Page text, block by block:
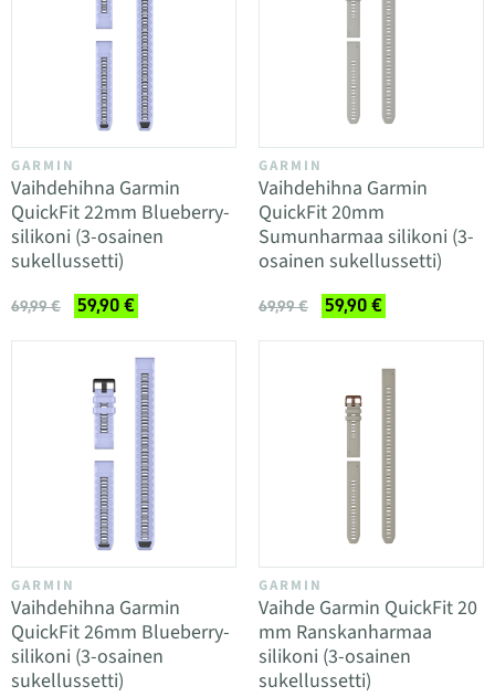
GARMIN
Vaihdehihna Garmin
QuickFit 22mm Blueberry-
silikoni (3-osainen
sukellussetti)
69,99 € 59,90 €
GARMIN
Vaihdehihna Garmin
QuickFit 20mm
Sumunharmaa silikoni (3-
osainen sukellussetti)
69,99 € 59,90 €
GARMIN
Vaihdehihna Garmin
QuickFit 26mm Blueberry-
silikoni (3-osainen
sukellussetti)
GARMIN
Vaihde Garmin QuickFit 20
mm Ranskanharmaa
silikoni (3-osainen
sukellussetti)